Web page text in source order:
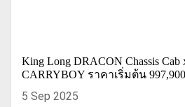
King Long DRACON Chassis
CARRYBOY ราคาเริ่มต้น
5 Sep 2025